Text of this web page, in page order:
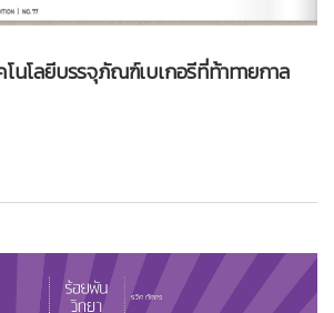
โนโลยีบรรจุภัณฑ์เบเกอรีที่ท้าทายกาล